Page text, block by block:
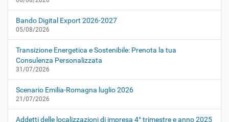
Bando Digital Export 2026-2027
05/08/2026
Transizione Energetica e Sostenibile: Prenota la tua
Consulenza Personalizzata
31/07/2026
Scenario Emilia-Romagna luglio 2026
21/07/2026
Addetti delle localizzazioni di impresa 4° trimestre e anno 2025